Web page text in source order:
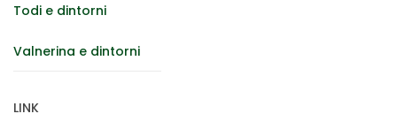
Todi e dintorni
Valnerina e dintorni
LINK